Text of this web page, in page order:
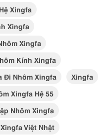
Xingfa
Xingfa
Xingfa
Kính Xingfa
Đi Nhôm Xingfa
Xingfa
Xingfa Hệ 55
Nhôm Xingfa
Việt Nhật